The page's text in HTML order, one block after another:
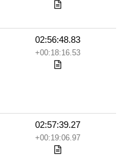
02:56:48.83
+00:18:16.53
02:57:39.27
+00:19:06.97